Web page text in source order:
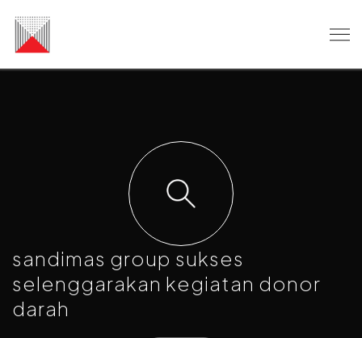
sandimas group sukses
selenggarakan kegiatan donor
darah